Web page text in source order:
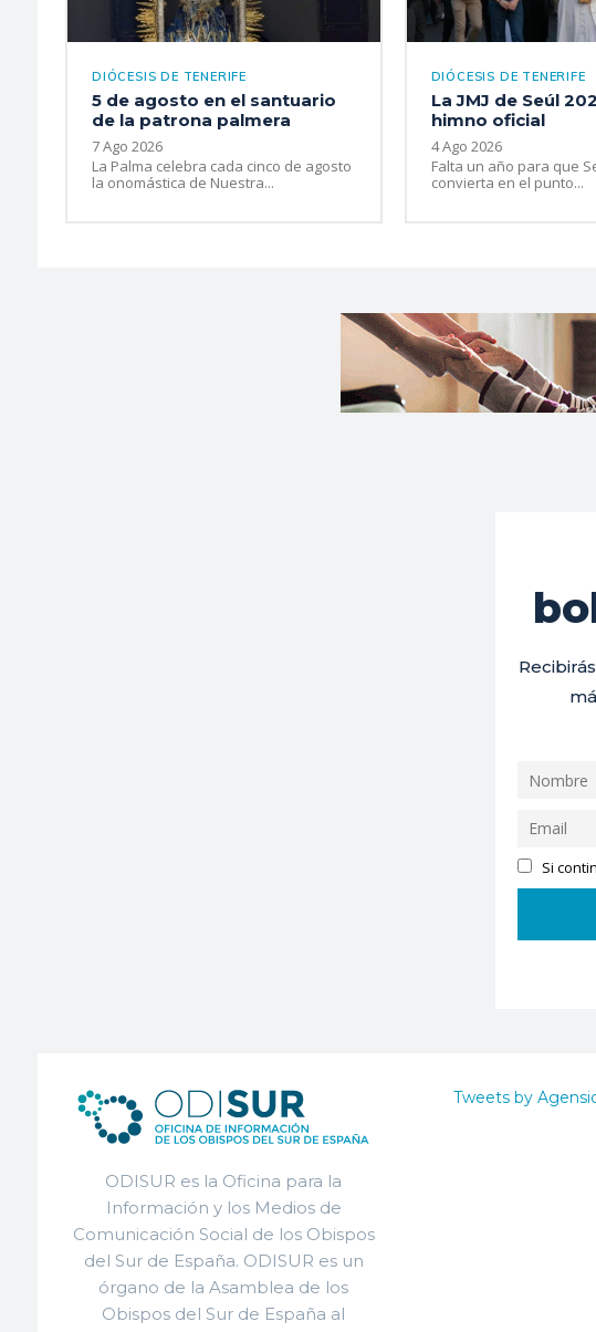
DIÓCESIS DE TENERIFE
5 de agosto en el santuario
de la patrona palmera
7 Ago 2026
La Palma celebra cada cinco de agosto
la onomástica de Nuestra...
DIÓCESIS DE TENERIFE
La JMJ de Seúl
himno oficial
4 Ago 2026
Falta un año para que
convierta en el punto...
Si
ODISUR es la Oficina para la
Información y los Medios de
Comunicación Social de los Obispos
del Sur de España. ODISUR es un
órgano de la Asamblea de los
Obispos del Sur de España al
Tweets by